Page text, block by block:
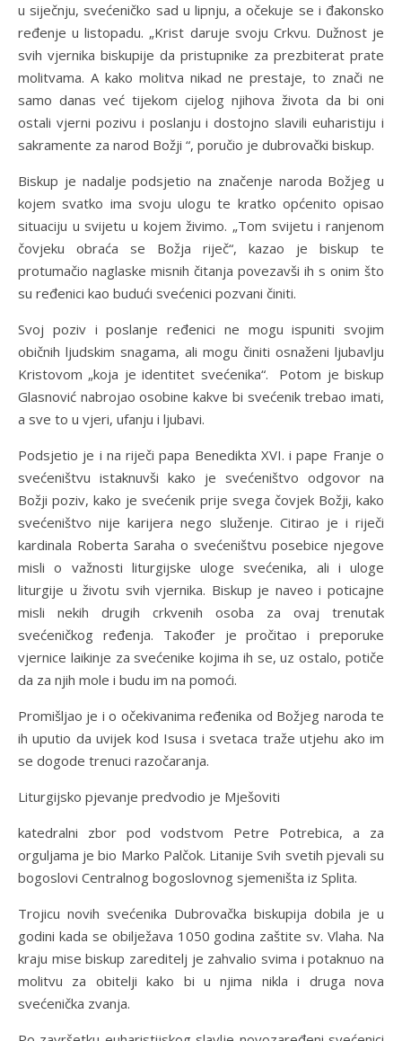
u siječnju, svećeničko sad u lipnju, a očekuje se i đakonsko
ređenje u listopadu. „Krist daruje svoju Crkvu. Dužnost je
svih vjernika biskupije da pristupnike za prezbiterat prate
molitvama. A kako molitva nikad ne prestaje, to znači ne
samo danas već tijekom cijelog njihova života da bi oni
ostali vjerni pozivu i poslanju i dostojno slavili euharistiju i
sakramente za narod Božji “, poručio je dubrovački biskup.
Biskup je nadalje podsjetio na značenje naroda Božjeg u
kojem svatko ima svoju ulogu te kratko općenito opisao
situaciju u svijetu u kojem živimo. „Tom svijetu i ranjenom
čovjeku obraća se Božja riječ“, kazao je biskup te
protumačio naglaske misnih čitanja povezavši ih s onim što
su ređenici kao budući svećenici pozvani činiti.
Svoj poziv i poslanje ređenici ne mogu ispuniti svojim
običnih ljudskim snagama, ali mogu činiti osnaženi ljubavlju
Kristovom „koja je identitet svećenika“. Potom je biskup
Glasnović nabrojao osobine kakve bi svećenik trebao imati,
a sve to u vjeri, ufanju i ljubavi.
Podsjetio je i na riječi papa Benedikta XVI. i pape Franje o
svećeništvu istaknuvši kako je svećeništvo odgovor na
Božji poziv, kako je svećenik prije svega čovjek Božji, kako
svećeništvo nije karijera nego služenje. Citirao je i riječi
kardinala Roberta Saraha o svećeništvu posebice njegove
misli o važnosti liturgijske uloge svećenika, ali i uloge
liturgije u životu svih vjernika. Biskup je naveo i poticajne
misli nekih drugih crkvenih osoba za ovaj trenutak
svećeničkog ređenja. Također je pročitao i preporuke
vjernice laikinje za svećenike kojima ih se, uz ostalo, potiče
da za njih mole i budu im na pomoći.
Promišljao je i o očekivanima ređenika od Božjeg naroda te
ih uputio da uvijek kod Isusa i svetaca traže utjehu ako im
se dogode trenuci razočaranja.
Liturgijsko pjevanje predvodio je Mješoviti
katedralni zbor pod vodstvom Petre Potrebica, a za
orguljama je bio Marko Palčok. Litanije Svih svetih pjevali su
bogoslovi Centralnog bogoslovnog sjemeništa iz Splita.
Trojicu novih svećenika Dubrovačka biskupija dobila je u
godini kada se obilježava 1050 godina zaštite sv. Vlaha. Na
kraju mise biskup zareditelj je zahvalio svima i potaknuo na
molitvu za obitelji kako bi u njima nikla i druga nova
svećenička zvanja.